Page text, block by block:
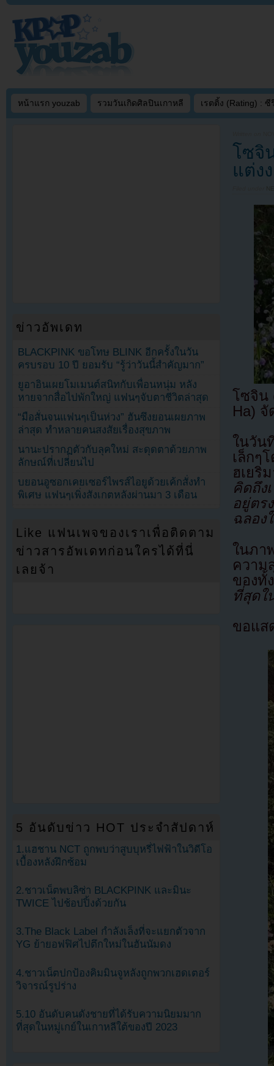
หน้าแรก youzab รวมวันเกิดศิลปินเกาหลี เรตติ้ง (Rating) : ซี
โซจิ
แต่ง
โซจิน
Ha)
ในวัน
เล็กๆ
ฮเยริ
คิดถึง
อยู่ตร
ฉลอง
ในภา
ความ
ของทั้
ที่สุดใ
ขอแส
ข่าวอัพเดท
BLACKPINK ขอโทษ BLINK อีกครั้งในวัน
ครบรอบ 10 ปี ยอมรับ “รู้ว่าวันนี้สำคัญมาก”
ยูอาอินเผยโมเมนต์สนิทกับเพื่อนหนุ่ม หลัง
หายจากสื่อไปพักใหญ่ แฟนๆจับตาชีวิตล่าสุด
“มือสั่นจนแฟนๆเป็นห่วง” ฮันซึงยอนเผยภาพ
ล่าสุด ทำหลายคนสงสัยเรื่องสุขภาพ
นานะปรากฏตัวกับลุคใหม่ สะดุดตาด้วยภาพ
ลักษณ์ที่เปลี่ยนไป
บยอนอูซอกเคยเซอร์ไพรส์ไอยูด้วยเค้กสั่งทำ
พิเศษ แฟนๆเพิ่งสังเกตหลังผ่านมา 3 เดือน
Like แฟนเพจของเราเพื่อติดตาม
ข่าวสารอัพเดทก่อนใครได้ที่นี่
เลยจ้า
5 อันดับข่าว HOT ประจำสัปดาห์
1.แฮชาน NCT ถูกพบว่าสูบบุหรี่ไฟฟ้าในวิดีโอ
เบื้องหลังฝึกซ้อม
2.ชาวเน็ตพบลิซ่า BLACKPINK และมินะ
TWICE ไปช้อปปิ้งด้วยกัน
3.The Black Label กำลังเล็งที่จะแยกตัวจาก
YG ย้ายอฟฟิศไปตึกใหม่ในฮันนัมดง
4.ชาวเน็ตปกป้องคิมมินจูหลังถูกพวกเฮดเตอร์
วิจารณ์รูปร่าง
5.10 อันดับคนดังชายที่ได้รับความนิยมมาก
ที่สุดในหมู่เกย์ในเกาหลีใต้ของปี 2023